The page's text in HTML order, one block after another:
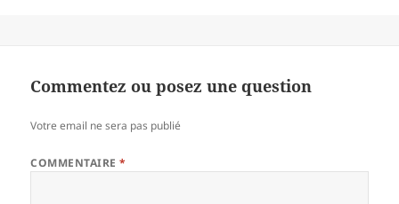
Commentez ou posez une question
Votre email ne sera pas publié
COMMENTAIRE*